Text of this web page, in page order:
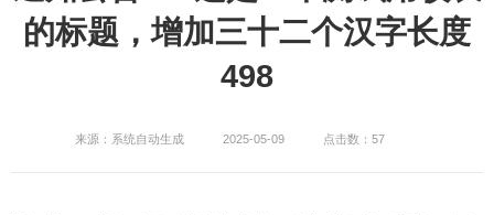
的标题，增加三十二个汉字长度
498
来源：系统自动生成 2025-05-09 点击数：57